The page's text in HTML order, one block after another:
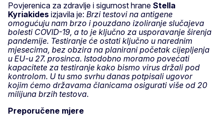
Povjerenica za zdravlje i sigurnost hrane Stella
Kyriakides izjavila je: Brzi testovi na antigene
omogućuju nam brzo i pouzdano izoliranje slučajeva
bolesti COVID-19, a to je ključno za usporavanje širenja
pandemije. Testiranje će ostati ključno u narednim
mjesecima, bez obzira na planirani početak cijepljenja
u EU-u 27. prosinca. Istodobno moramo povećati
kapacitete za testiranje kako bismo virus držali pod
kontrolom. U tu smo svrhu danas potpisali ugovor
kojim ćemo državama članicama osigurati više od 20
milijuna brzih testova.
Preporučene mjere